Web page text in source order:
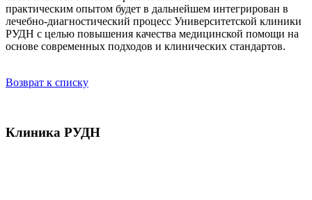
практическим опытом будет в дальнейшем интегрирован в
лечебно-диагностический процесс Университетской клиники
РУДН с целью повышения качества медицинской помощи на
основе современных подходов и клинических стандартов.
Возврат к списку
Клиника РУДН